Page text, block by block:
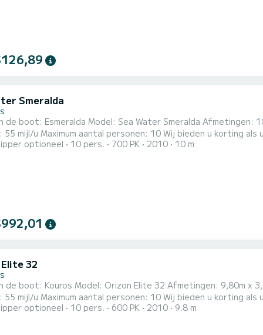
Smeralda
Model: Sea Water Smeralda Afmetingen: 10,00m x 3,85m Motoren: 2 x Yamaha 350 HP 4T Maximale
aantal personen: 10 Wij bieden u korting als u uw boot voor 4 of meer dagen boekt. Zorg ervoor dat u
niet overschrijdt. Met een vaarbewijs of met een professionele schipper. Met deze boot kunt u
optioneel 10 pers. 700 PK 2010 10 m
32
de boot: Kouros Model: Orizon Elite 32 Afmetingen: 9,80m x
aantal personen: 10 Wij bieden u korting als u uw boot voor 4 of meer dagen boekt. Zorg ervoor dat u
niet overschrijdt. Met een vaarbewijs of met een professionele schipper. Met deze boot kunt u
optioneel 10 pers. 600 PK 2010 9.8 m